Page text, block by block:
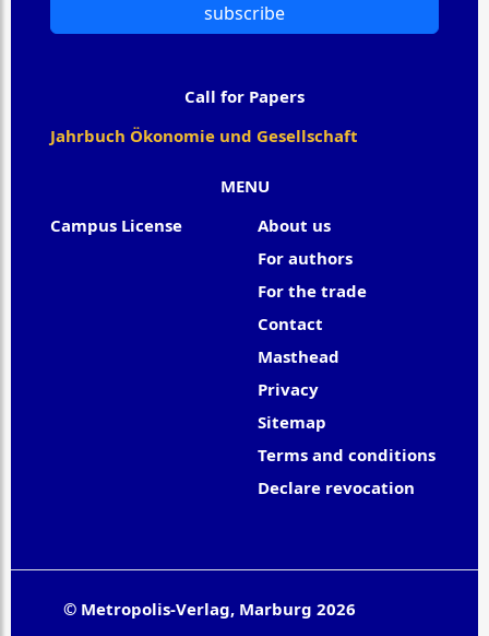
MENU
Campus License
About us
For authors
For the trade
Contact
Masthead
Privacy
Sitemap
Terms and conditions
Declare revocation
subscribe
Call for Papers
Jahrbuch Ökonomie und Gesellschaft
© Metropolis-Verlag, Marburg 2026